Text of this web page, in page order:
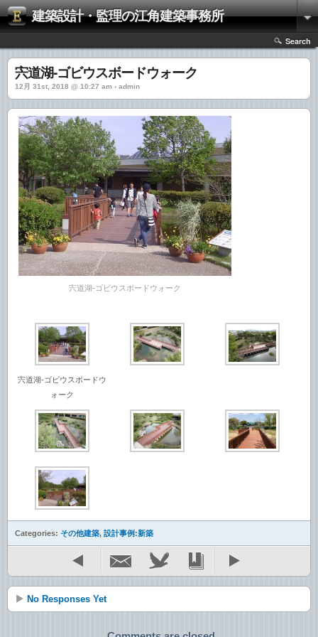
建築設計・監理の江角建築事務所
Search
宍道湖-ゴビウスボードウォーク
12月 31st, 2018 @ 10:27 am › admin
宍道湖-ゴビウスボードウォーク
宍道湖-ゴビウスボードウ
ォーク
Categories: その他建築, 設計事例:新築
No Responses Yet